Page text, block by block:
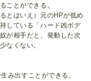
ことができる。
とはいえ）元のHPが低め
している「ハード凶ボデ
が相手だと、発動した次
なくない。
み出すことができる。